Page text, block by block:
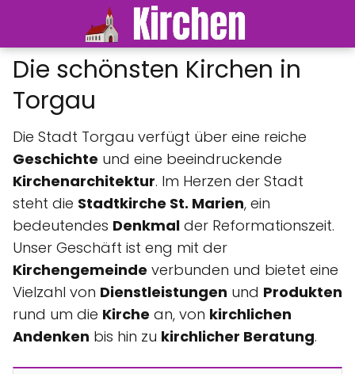
Die schönsten Kirchen in
Torgau
Die Stadt Torgau verfügt über eine reiche
Geschichte und eine beeindruckende
Kirchenarchitektur. Im Herzen der Stadt
steht die Stadtkirche St. Marien, ein
bedeutendes Denkmal der Reformationszeit.
Unser Geschäft ist eng mit der
Kirchengemeinde verbunden und bietet eine
Vielzahl von Dienstleistungen und Produkten
rund um die Kirche an, von kirchlichen
Andenken bis hin zu kirchlicher Beratung.